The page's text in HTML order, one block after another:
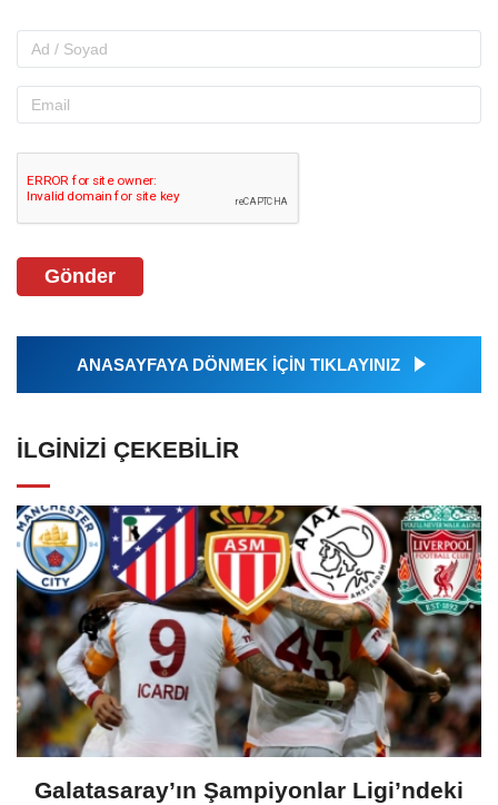
Gönder
ANASAYFAYA DÖNMEK İÇİN TIKLAYINIZ
İLGINIZI ÇEKEBILIR
Galatasaray’ın Şampiyonlar Ligi’ndeki